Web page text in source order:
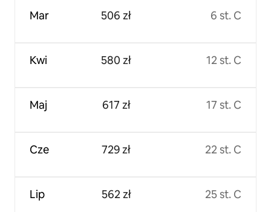
Mar
Kwi
Maj
Cze
Lip
506 zł
580 zł
617 zł
729 zł
562 zł
6 st. C
12 st. C
17 st. C
22 st. C
25 st. C